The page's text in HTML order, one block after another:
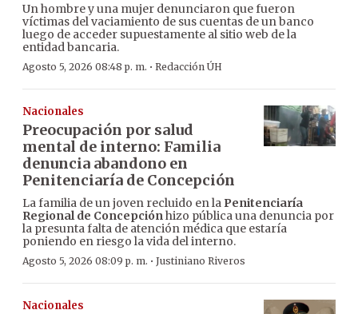
Un hombre y una mujer denunciaron que fueron
víctimas del vaciamiento de sus cuentas de un banco
luego de acceder supuestamente al sitio web de la
entidad bancaria.
Agosto 5, 2026 08:48 p. m. · Redacción ÚH
Nacionales
Preocupación por salud
mental de interno: Familia
denuncia abandono en
Penitenciaría de Concepción
La familia de un joven recluido en la Penitenciaría
Regional de Concepciónhizo pública una denuncia por
la presunta falta de atención médica que estaría
poniendo en riesgo la vida del interno.
Agosto 5, 2026 08:09 p. m. · Justiniano Riveros
Nacionales